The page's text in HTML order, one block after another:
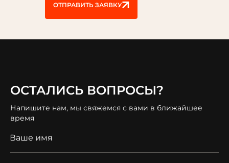
ОТПРАВИТЬ ЗАЯВКУ
ОСТАЛИСЬ ВОПРОСЫ?
Напишите нам, мы свяжемся с вами в ближайшее
время
Ваше имя